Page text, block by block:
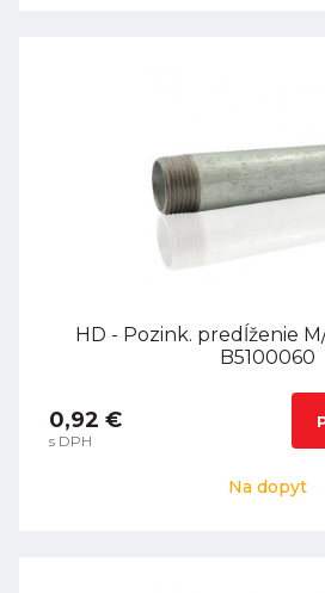
HD - Pozink. predĺženie
B5100060
0,92 €
s DPH
Na dopyt